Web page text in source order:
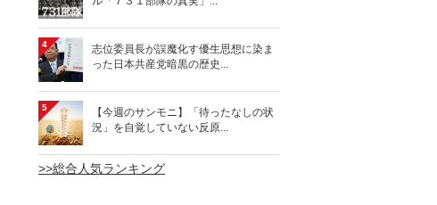
4
志位委員長が誤魔化す優生思想に染ま
った日本共産党暗黒の歴史...
5
【今週のサンモニ】「待ったなしの状
況」を自覚していない反原...
>>総合人気ランキング